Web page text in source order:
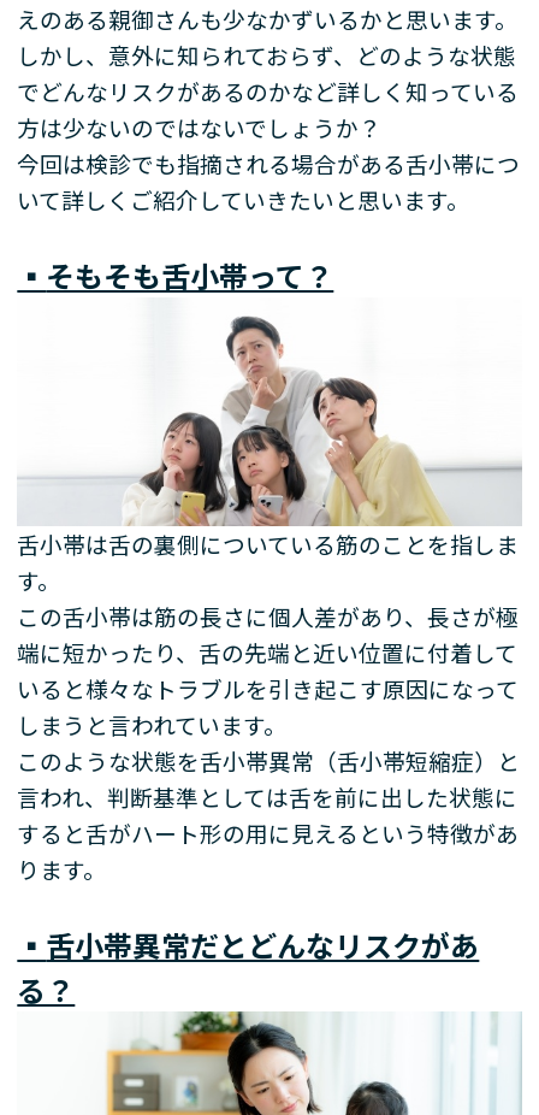
えのある親御さんも少なかずいるかと思います。
しかし、意外に知られておらず、どのような状態
でどんなリスクがあるのかなど詳しく知っている
方は少ないのではないでしょうか？
今回は検診でも指摘される場合がある舌小帯につ
いて詳しくご紹介していきたいと思います。
▪️ そもそも舌小帯って？
舌小帯は舌の裏側についている筋のことを指しま
す。
この舌小帯は筋の長さに個人差があり、長さが極
端に短かったり、舌の先端と近い位置に付着して
いると様々なトラブルを引き起こす原因になって
しまうと言われています。
このような状態を舌小帯異常（舌小帯短縮症）と
言われ、判断基準としては舌を前に出した状態に
すると舌がハート形の用に見えるという特徴があ
ります。
▪️ 舌小帯異常だとどんなリスクがあ
る？